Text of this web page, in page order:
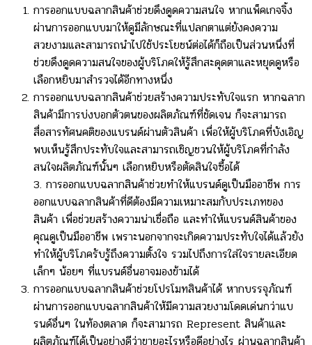
การออกแบบฉลากสินค้าช่วยดึงดูดความสนใจ หากแพ็คเกจจิ้ง
ผ่านการออกแบบมาให้ดูมีลักษณะที่แปลกตาแต่ยังคงความ
สวยงามและสามารถนำไปใช้ประโยชน์ต่อได้ก็ถือเป็นส่วนหนึ่งที่
ช่วยดึงดูดความสนใจของผู้บริโภคให้รู้สึกสะดุดตาและหยุดดูหรือ
เลือกหยิบมาสำรวจได้อีกทางหนึ่ง
การออกแบบฉลากสินค้าช่วยสร้างความประทับใจแรก หากฉลาก
สินค้ามีการบ่งบอกตัวตนของผลิตภัณฑ์ที่ชัดเจน ก็จะสามารถ
สื่อสารทัศนคติของแบรนด์ผ่านตัวสินค้า เพื่อให้ผู้บริโภคที่บังเอิญ
พบเห็นรู้สึกประทับใจและสามารถเชิญชวนให้ผู้บริโภคที่กำลัง
สนใจผลิตภัณฑ์นั้นๆ เลือกหยิบหรือตัดสินใจซื้อได้
3. การออกแบบฉลากสินค้าช่วยทำให้แบรนด์ดูเป็นมืออาชีพ การ
ออกแบบฉลากสินค้าที่ดีต้องมีความเหมาะสมกับประเภทของ
สินค้า เพื่อช่วยสร้างความน่าเชื่อถือ และทำให้แบรนด์สินค้าของ
คุณดูเป็นมืออาชีพ เพราะนอกจากจะเกิดความประทับใจได้แล้วยัง
ทำให้ผู้บริโภครับรู้ถึงความตั้งใจ รวมไปถึงการใส่ใจรายละเอียด
เล็กๆ น้อยๆ ที่แบรนด์อื่นอาจมองข้ามได้
การออกแบบฉลากสินค้าช่วยโปรโมทสินค้าได้ หากบรรจุภัณฑ์
ผ่านการออกแบบฉลากสินค้าให้มีความสวยงามโดดเด่นกว่าแบ
รนด์อื่นๆ ในท้องตลาด ก็จะสามารถ Represent สินค้าและ
ผลิตภัณฑ์ได้เป็นอย่างดีว่าขายอะไรหรือดีอย่างไร ผ่านฉลากสินค้า